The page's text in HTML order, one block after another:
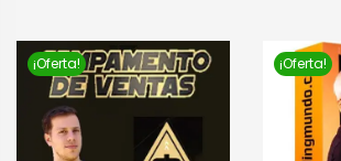
¡Oferta! ¡Oferta!